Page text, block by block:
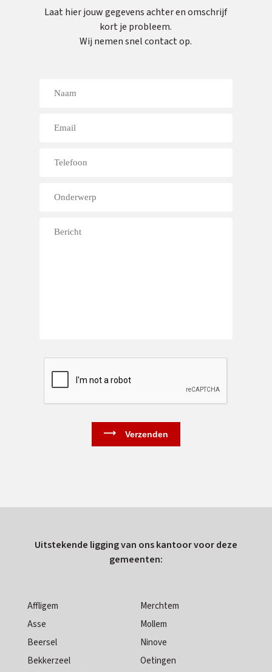
Laat hier jouw gegevens achter en omschrijf
kort je probleem.
Wij nemen snel contact op.
Uitstekende ligging van ons kantoor voor deze
gemeenten:
Affligem
Asse
Beersel
Bekkerzeel
Merchtem
Mollem
Ninove
Oetingen